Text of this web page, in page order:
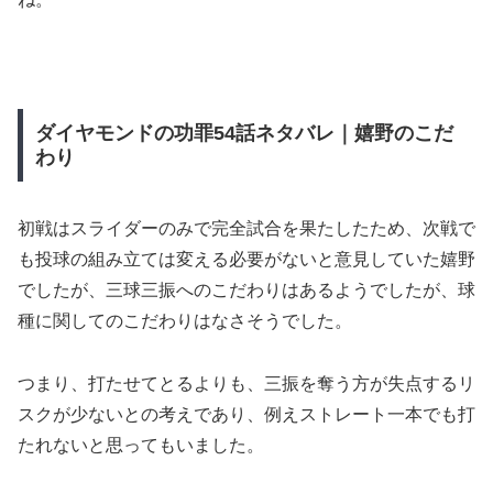
ダイヤモンドの功罪54話ネタバレ｜嬉野のこだ
わり
初戦はスライダーのみで完全試合を果たしたため、次戦で
も投球の組み立ては変える必要がないと意見していた嬉野
でしたが、三球三振へのこだわりはあるようでしたが、球
種に関してのこだわりはなさそうでした。
つまり、打たせてとるよりも、三振を奪う方が失点するリ
スクが少ないとの考えであり、例えストレート一本でも打
たれないと思ってもいました。